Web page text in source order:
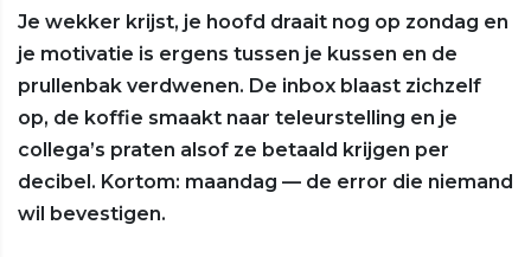
Je wekker krijst, je hoofd draait nog op zondag en
je motivatie is ergens tussen je kussen en de
prullenbak verdwenen. De inbox blaast zichzelf
op, de koffie smaakt naar teleurstelling en je
collega’s praten alsof ze betaald krijgen per
decibel. Kortom: maandag — de error die niemand
wil bevestigen.